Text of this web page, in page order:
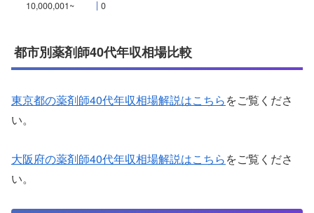
10,000,001~ 0
都市別薬剤師40代年収相場比較
東京都の薬剤師40代年収相場解説はこちらをご覧くださ
い。
大阪府の薬剤師40代年収相場解説はこちらをご覧くださ
い。